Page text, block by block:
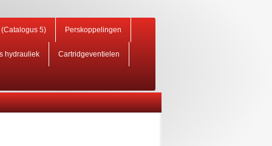
5) Perskoppelingen
hydrauliek Cartridgeventielen